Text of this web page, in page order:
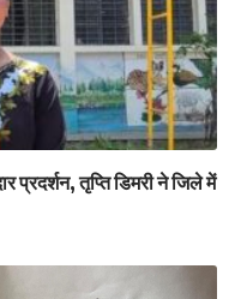
प्रदर्शन, तृप्ति डिमरी ने जिले में